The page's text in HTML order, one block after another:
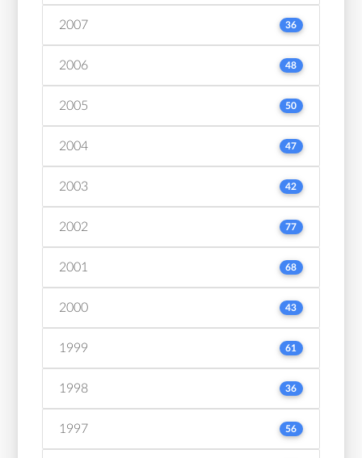
2007 36
2006 48
2005 50
2004 47
2003 42
2002 77
2001 68
2000 43
1999 61
1998 36
1997 56